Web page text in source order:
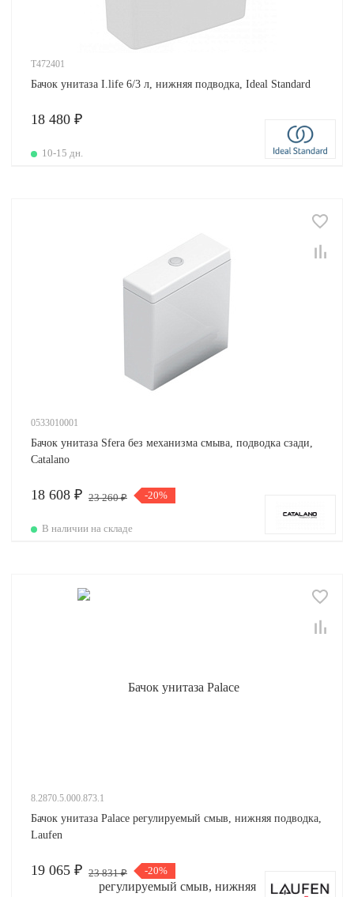
T472401
Бачок унитаза I.life 6/3 л, нижняя подводка, Ideal Standard
18 480 ₽
10-15 дн.
0533010001
Бачок унитаза Sfera без механизма смыва, подводка сзади,
Catalano
18 608 ₽ 23 260 ₽ -20%
В наличии на складе
8.2870.5.000.873.1
Бачок унитаза Palace регулируемый смыв, нижняя подводка,
Laufen
19 065 ₽ 23 831 ₽ -20%